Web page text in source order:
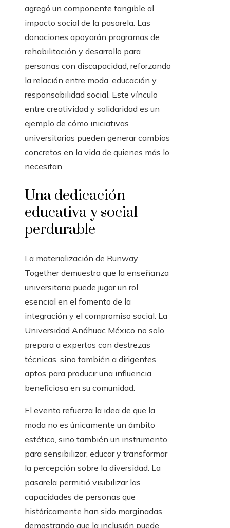
agregó un componente tangible al
impacto social de la pasarela. Las
donaciones apoyarán programas de
rehabilitación y desarrollo para
personas con discapacidad, reforzando
la relación entre moda, educación y
responsabilidad social. Este vínculo
entre creatividad y solidaridad es un
ejemplo de cómo iniciativas
universitarias pueden generar cambios
concretos en la vida de quienes más lo
necesitan.
Una dedicación
educativa y social
perdurable
La materialización de Runway
Together demuestra que la enseñanza
universitaria puede jugar un rol
esencial en el fomento de la
integración y el compromiso social. La
Universidad Anáhuac México no solo
prepara a expertos con destrezas
técnicas, sino también a dirigentes
aptos para producir una influencia
beneficiosa en su comunidad.
El evento refuerza la idea de que la
moda no es únicamente un ámbito
estético, sino también un instrumento
para sensibilizar, educar y transformar
la percepción sobre la diversidad. La
pasarela permitió visibilizar las
capacidades de personas que
históricamente han sido marginadas,
demostrando que la inclusión puede